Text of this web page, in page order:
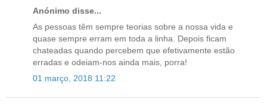
Anónimo disse...
As pessoas têm sempre teorias sobre a nossa vida e
quase sempre erram em toda a linha. Depois ficam
chateadas quando percebem que efetivamente estão
erradas e odeiam-nos ainda mais, porra!
01 março, 2018 11:22